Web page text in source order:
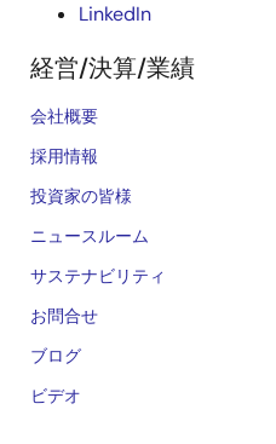
LinkedIn
経営/決算/業績
会社概要
採用情報
投資家の皆様
ニュースルーム
サステナビリティ
お問合せ
ブログ
ビデオ